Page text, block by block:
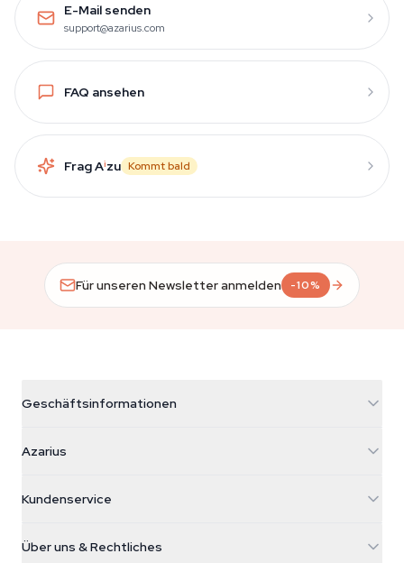
E-Mail senden
support@azarius.com
FAQ ansehen
Frag Aizu Kommt bald
Für unseren Newsletter anmelden -10%
Geschäftsinformationen
Galvaniweg 11
Nederland
+31(0)204897914
Azarius
Smokeshop
Kundenservice
Über uns & Rechtliches